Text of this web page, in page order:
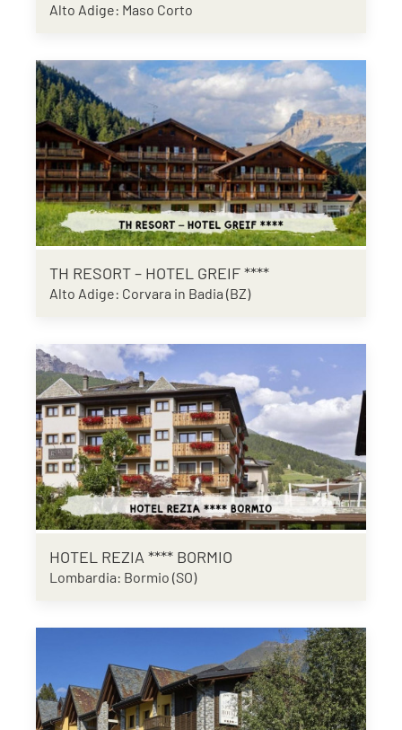
Alto Adige: Maso Corto
TH RESORT – HOTEL GREIF ****
Alto Adige: Corvara in Badia (BZ)
HOTEL REZIA **** BORMIO
Lombardia: Bormio (SO)